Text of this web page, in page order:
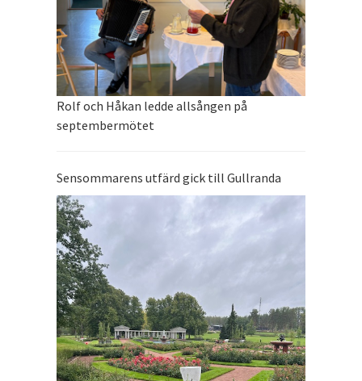
Rolf och Håkan ledde allsången på
septembermötet
Sensommarens utfärd gick till Gullranda